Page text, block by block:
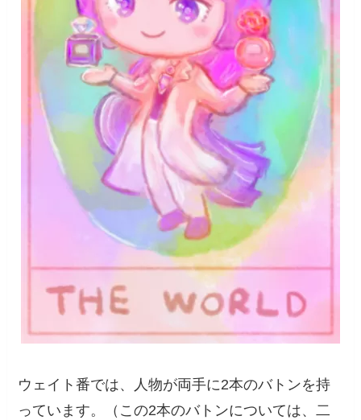
ウェイト番では、人物が両手に2本のバトンを持
っています。（この2本のバトンについては、二